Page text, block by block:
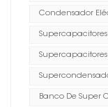
Condensador
Banco De Super